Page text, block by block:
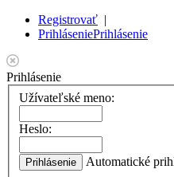
Registrovať |
PrihláseniePrihlásenie
Prihlásenie
Užívateľské meno:
Heslo:
Automatické